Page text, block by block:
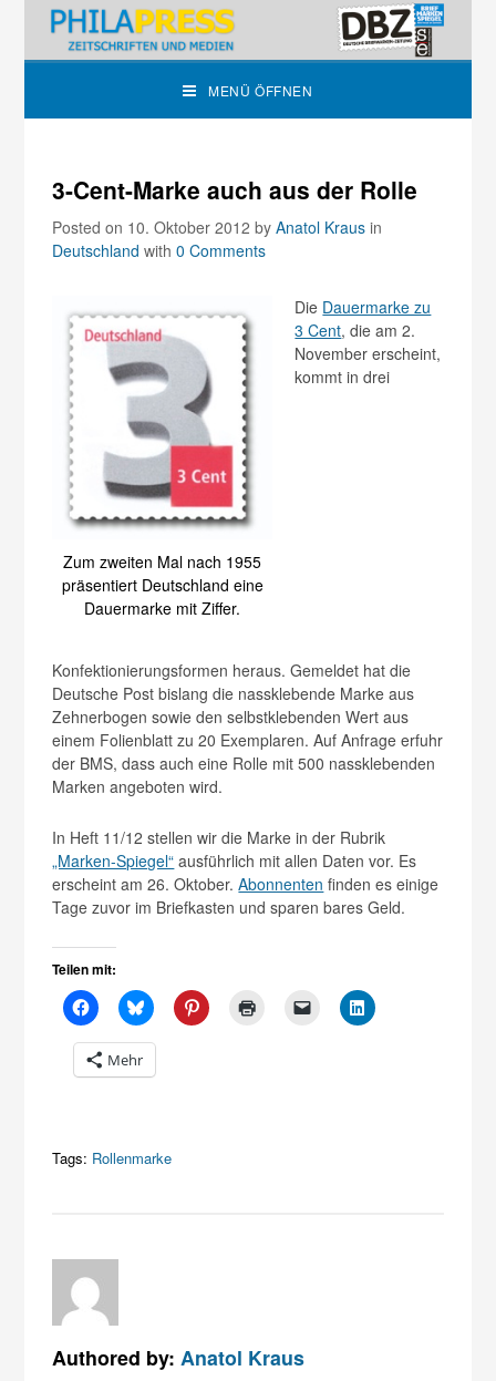
MENÜ ÖFFNEN
3-Cent-Marke auch aus der Rolle
Posted on 10. Oktober 2012byAnatol Kraus in
Deutschland with0 Comments
Zum zweiten Mal nach 1955
präsentiert Deutschland eine
Dauermarke mit Ziffer.
Die Dauermarke zu
3 Cent, die am 2.
November erscheint,
kommt in drei
Konfektionierungsformen heraus. Gemeldet hat die
Deutsche Post bislang die nassklebende Marke aus
Zehnerbogen sowie den selbstklebenden Wert aus
einem Folienblatt zu 20 Exemplaren. Auf Anfrage erfuhr
der BMS, dass auch eine Rolle mit 500 nassklebenden
Marken angeboten wird.
In Heft 11/12 stellen wir die Marke in der Rubrik
„Marken-Spiegel“ ausführlich mit allen Daten vor. Es
erscheint am 26. Oktober.Abonnenten finden es einige
Tage zuvor im Briefkasten und sparen bares Geld.
Teilen mit:
Mehr
Tags: Rollenmarke
Authored by: Anatol Kraus